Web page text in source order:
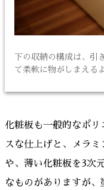
下の収納の構成は、引
て柔軟に物がしまえる
化粧板も一般的なポリ
スな仕上げと、メラ
や、薄い化粧板を3次
なものがありますが